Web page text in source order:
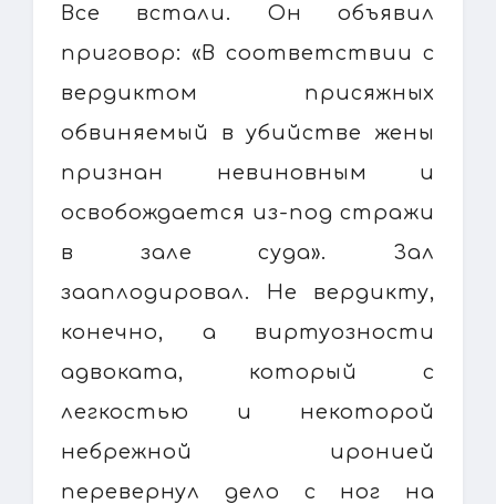
Все встали. Он объявил
приговор: «В соответствии с
вердиктом присяжных
обвиняемый в убийстве жены
признан невиновным и
освобождается из-под стражи
в зале суда». Зал
зааплодировал. Не вердикту,
конечно, а виртуозности
адвоката, который с
легкостью и некоторой
небрежной иронией
перевернул дело с ног на